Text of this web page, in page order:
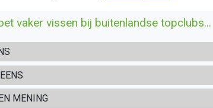
vaker vissen bij buitenlandse topclubs...
MENING